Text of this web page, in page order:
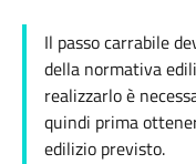
Il passo carrabile
della normativa
realizzarlo è
quindi prima
edilizio previsto.